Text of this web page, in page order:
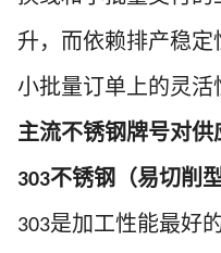
升，而依赖排产稳
小批量订单上的灵活
主流不锈钢牌号对
303不锈钢（易切削型
303是加工性能最好